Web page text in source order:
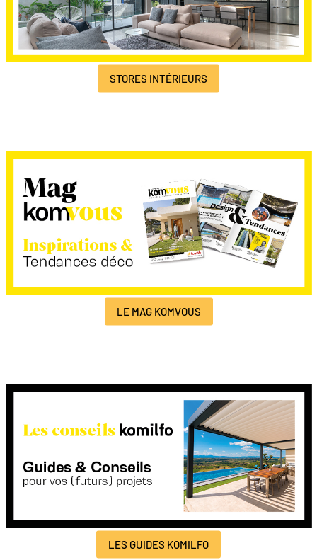
STORES INTÉRIEURS
LE MAG KOMVOUS
LES GUIDES KOMILFO